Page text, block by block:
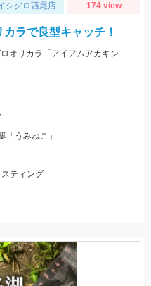
シグロ西尾店 174 view
ラで良型キャッチ！
DUO ジャンゴグラブセット27gのイシグロオリカラ「アイアムアカキン」で当日最大魚をキャッチ！
「うみねこ」
ティング